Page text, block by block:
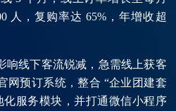
人，复购率达 65%，年增收超
响线下客流锐减，急需线上获客
网预订系统，整合 “企业团建套
化服务模块，并打通微信小程序